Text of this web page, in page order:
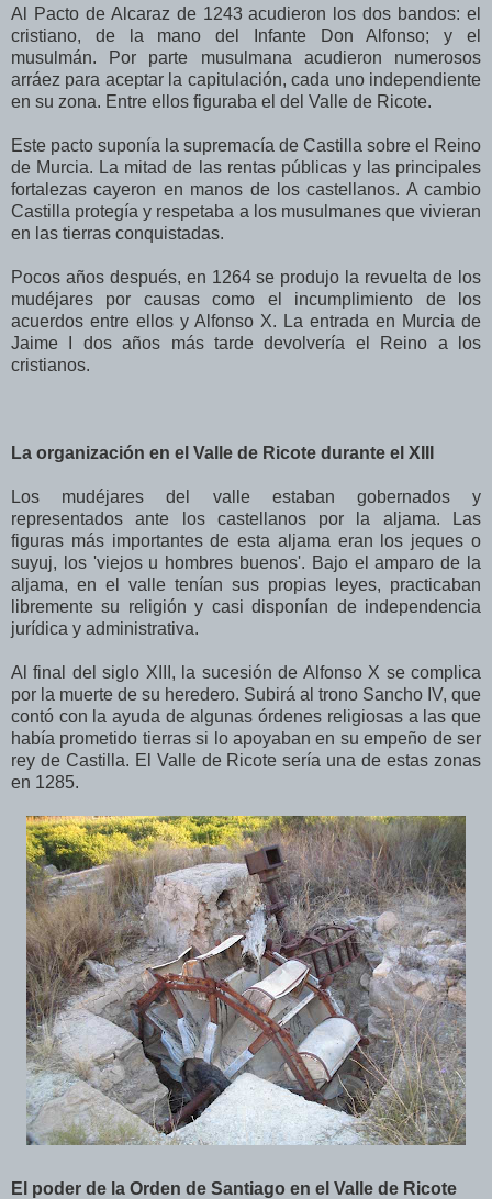
Al Pacto de Alcaraz de 1243 acudieron los dos bandos: el
cristiano, de la mano del Infante Don Alfonso; y el
musulmán. Por parte musulmana acudieron numerosos
arráez para aceptar la capitulación, cada uno independiente
en su zona. Entre ellos figuraba el del Valle de Ricote.
Este pacto suponía la supremacía de Castilla sobre el Reino
de Murcia. La mitad de las rentas públicas y las principales
fortalezas cayeron en manos de los castellanos. A cambio
Castilla protegía y respetaba a los musulmanes que vivieran
en las tierras conquistadas.
Pocos años después, en 1264 se produjo la revuelta de los
mudéjares por causas como el incumplimiento de los
acuerdos entre ellos y Alfonso X. La entrada en Murcia de
Jaime I dos años más tarde devolvería el Reino a los
cristianos.
La organización en el Valle de Ricote durante el XIII
Los mudéjares del valle estaban gobernados y
representados ante los castellanos por la aljama. Las
figuras más importantes de esta aljama eran los jeques o
suyuj, los 'viejos u hombres buenos'. Bajo el amparo de la
aljama, en el valle tenían sus propias leyes, practicaban
libremente su religión y casi disponían de independencia
jurídica y administrativa.
Al final del siglo XIII, la sucesión de Alfonso X se complica
por la muerte de su heredero. Subirá al trono Sancho IV, que
contó con la ayuda de algunas órdenes religiosas a las que
había prometido tierras si lo apoyaban en su empeño de ser
rey de Castilla. El Valle de Ricote sería una de estas zonas
en 1285.
El poder de la Orden de Santiago en el Valle de Ricote